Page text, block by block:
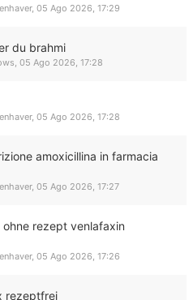
, 05 Ago 2026, 17:29
du brahmi
, 05 Ago 2026, 17:28
, 05 Ago 2026, 17:28
amoxicillina in farmacia
, 05 Ago 2026, 17:27
rezept venlafaxin
, 05 Ago 2026, 17:26
rezeptfrei